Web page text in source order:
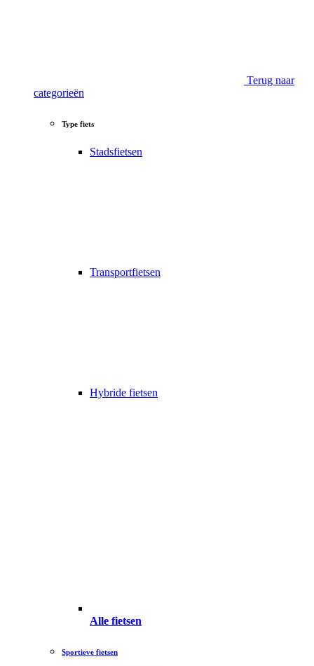
Terug naar
categorieën
Type fiets
Stadsfietsen
Transportfietsen
Hybride fietsen
Alle fietsen
Sportieve fietsen